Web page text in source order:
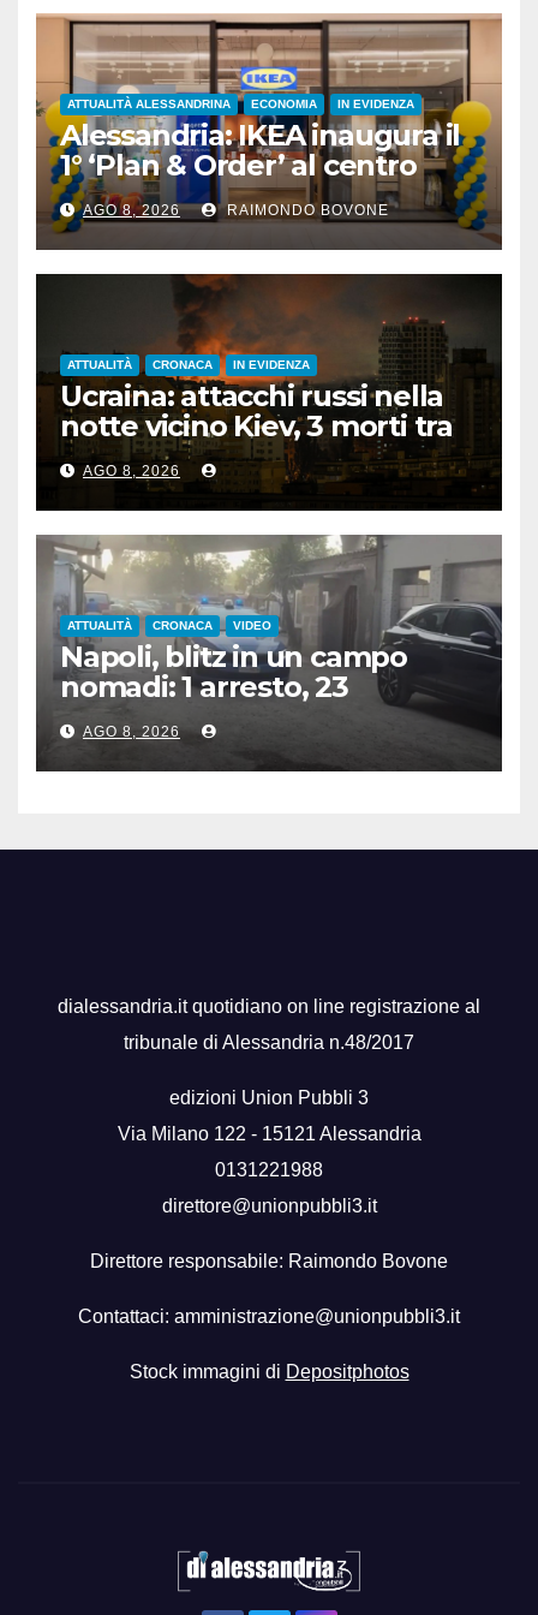
ATTUALITÀ ALESSANDRINA ECONOMIA IN EVIDENZA
Alessandria: IKEA inaugura il
1° ‘Plan & Order’ al centro
commerciale Panorama
AGO 8, 2026 RAIMONDO BOVONE
ATTUALITÀ CRONACA IN EVIDENZA
Ucraina: attacchi russi nella
notte vicino Kiev, 3 morti tra
cui 1 bambino
AGO 8, 2026
ATTUALITÀ CRONACA VIDEO
Napoli, blitz in un campo
nomadi: 1 arresto, 23
denunce e sequestro di armi
e rame
AGO 8, 2026
dialessandria.it quotidiano on line registrazione al
tribunale di Alessandria n.48/2017
edizioni Union Pubbli 3
Via Milano 122 - 15121 Alessandria
0131221988
direttore@unionpubbli3.it
Direttore responsabile: Raimondo Bovone
Contattaci: amministrazione@unionpubbli3.it
Stock immagini di Depositphotos